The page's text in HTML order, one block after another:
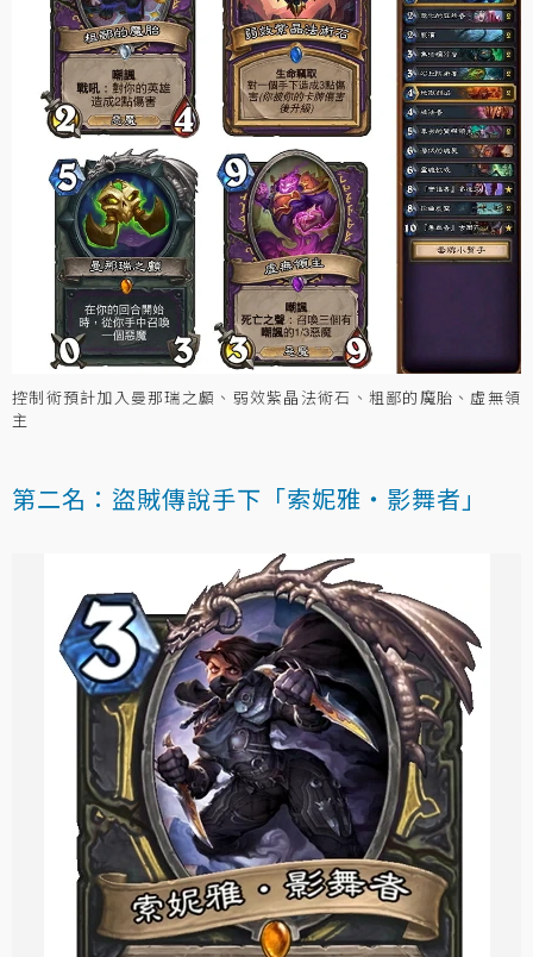
控制術預計加入曼那瑞之顱、弱效紫晶法術石、粗鄙的魔胎、虛無領
主
第二名：盜賊傳說手下「索妮雅‧影舞者」